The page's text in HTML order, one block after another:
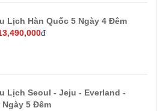
Lịch Hàn Quốc 5 Ngày 4 Đêm
đ
Lịch Seoul - Jeju - Everland -
Ngày 5 Đêm